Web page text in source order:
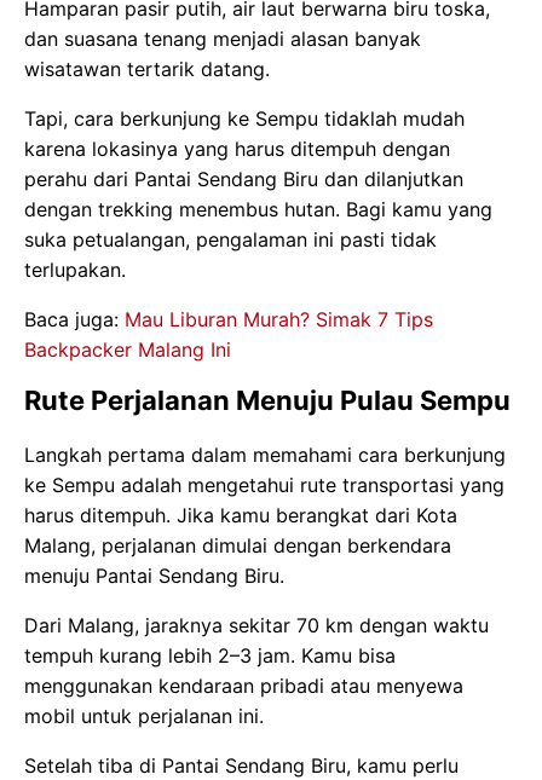
Hamparan pasir putih, air laut berwarna biru toska,
dan suasana tenang menjadi alasan banyak
wisatawan tertarik datang.
Tapi, cara berkunjung ke Sempu tidaklah mudah
karena lokasinya yang harus ditempuh dengan
perahu dari Pantai Sendang Biru dan dilanjutkan
dengan trekking menembus hutan. Bagi kamu yang
suka petualangan, pengalaman ini pasti tidak
terlupakan.
Baca juga: Mau Liburan Murah? Simak 7 Tips
Backpacker Malang Ini
Rute Perjalanan Menuju Pulau Sempu
Langkah pertama dalam memahami cara berkunjung
ke Sempu adalah mengetahui rute transportasi yang
harus ditempuh. Jika kamu berangkat dari Kota
Malang, perjalanan dimulai dengan berkendara
menuju Pantai Sendang Biru.
Dari Malang, jaraknya sekitar 70 km dengan waktu
tempuh kurang lebih 2–3 jam. Kamu bisa
menggunakan kendaraan pribadi atau menyewa
mobil untuk perjalanan ini.
Setelah tiba di Pantai Sendang Biru, kamu perlu